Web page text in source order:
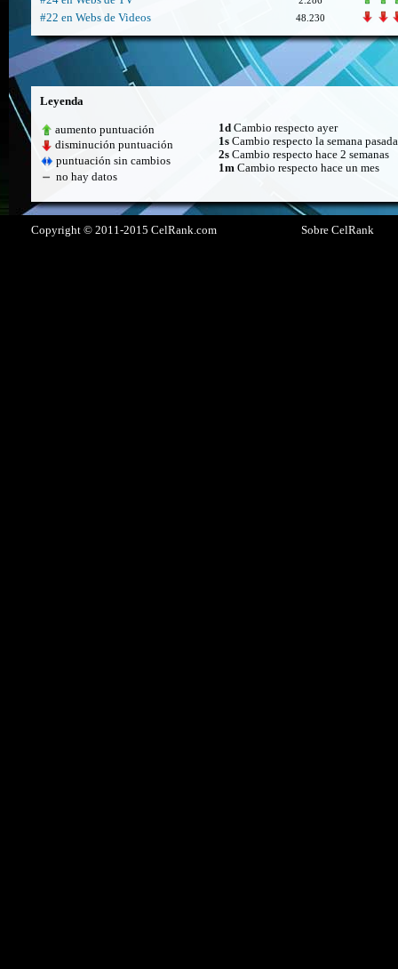
#22 en Webs de Videos 48.230
Leyenda
aumento puntuación
disminución puntuación
puntuación sin cambios
no hay datos
1d Cambio respecto ayer
1s Cambio respecto la semana pasada
2s Cambio respecto hace 2 semanas
1m Cambio respecto hace un mes
Copyright © 2011-2015 CelRank.com Sobre CelRank